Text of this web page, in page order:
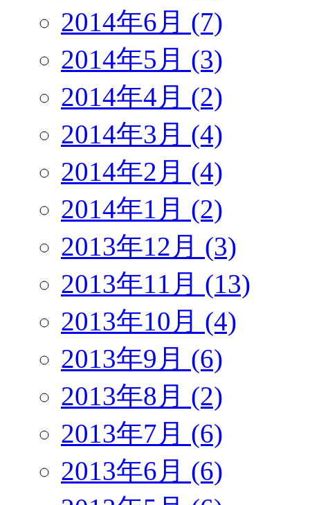
2014年6月 (7)
2014年5月 (3)
2014年4月 (2)
2014年3月 (4)
2014年2月 (4)
2014年1月 (2)
2013年12月 (3)
2013年11月 (13)
2013年10月 (4)
2013年9月 (6)
2013年8月 (2)
2013年7月 (6)
2013年6月 (6)